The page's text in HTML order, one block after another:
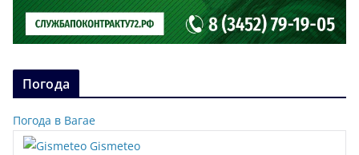
Погода
Погода в Вагае
Gismeteo